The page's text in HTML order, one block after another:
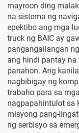
mayroon ding
na sistema ng
epektibo ang mga
truck ng BAIC ay
pangangailangan
ang hindi pantay
panahon. Ang
nagbibigay ng
trabaho para sa
nagpapahintulot sa
misyong pang-
ng serbisyo sa